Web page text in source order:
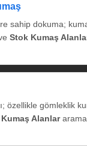
sahip dokuma;
Stok Kumaş
özellikle gömleklik
Alanlar